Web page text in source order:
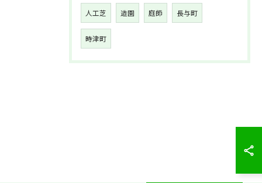
人工芝 造園 庭師 長与町
時津町